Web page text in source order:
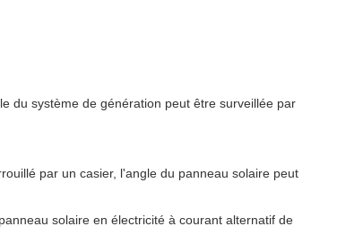
du système de génération peut être surveillée par
par un casier, l'angle du panneau solaire peut
solaire en électricité à courant alternatif de